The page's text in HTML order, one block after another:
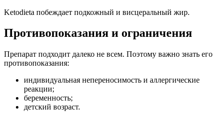
Ketodieta побеждает подкожный и висцеральный жир.
Противопоказания и ограничения
Препарат подходит далеко не всем. Поэтому важно знать его
противопоказания:
индивидуальная непереносимость и аллергические
реакции;
беременность;
детский возраст.